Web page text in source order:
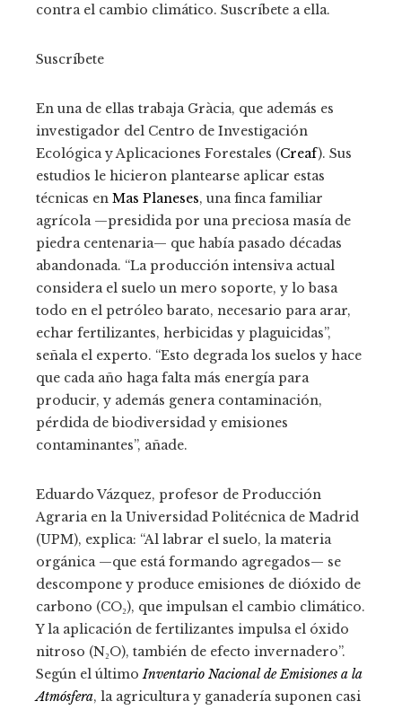
contra el cambio climático. Suscríbete a ella.
Suscríbete
En una de ellas trabaja Gràcia, que además es
investigador del Centro de Investigación
Ecológica y Aplicaciones Forestales (Creaf). Sus
estudios le hicieron plantearse aplicar estas
técnicas en Mas Planeses, una finca familiar
agrícola —presidida por una preciosa masía de
piedra centenaria— que había pasado décadas
abandonada. “La producción intensiva actual
considera el suelo un mero soporte, y lo basa
todo en el petróleo barato, necesario para arar,
echar fertilizantes, herbicidas y plaguicidas”,
señala el experto. “Esto degrada los suelos y hace
que cada año haga falta más energía para
producir, y además genera contaminación,
pérdida de biodiversidad y emisiones
contaminantes”, añade.
Eduardo Vázquez, profesor de Producción
Agraria en la Universidad Politécnica de Madrid
(UPM), explica: “Al labrar el suelo, la materia
orgánica —que está formando agregados— se
descompone y produce emisiones de dióxido de
carbono (CO₂), que impulsan el cambio climático.
Y la aplicación de fertilizantes impulsa el óxido
nitroso (N₂O), también de efecto invernadero”.
Según el últimoInventario Nacional de Emisiones a la
Atmósfera, la agricultura y ganadería suponen casi